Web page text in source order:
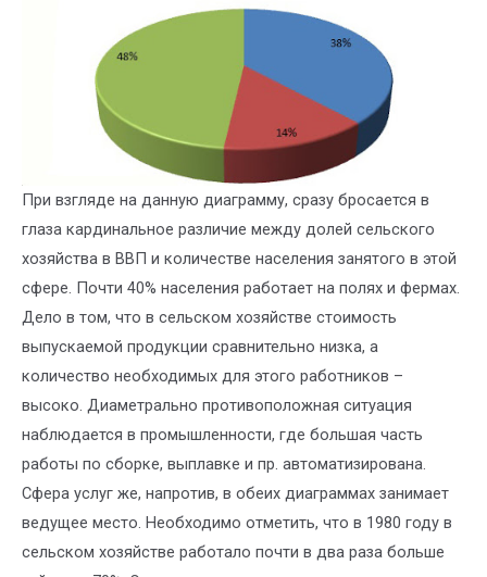
При взгляде на данную диаграмму, сразу бросается в
глаза кардинальное различие между долей сельского
хозяйства в ВВП и количестве населения занятого в этой
сфере. Почти 40% населения работает на полях и фермах.
Дело в том, что в сельском хозяйстве стоимость
выпускаемой продукции сравнительно низка, а
количество необходимых для этого работников –
высоко. Диаметрально противоположная ситуация
наблюдается в промышленности, где большая часть
работы по сборке, выплавке и пр. автоматизирована.
Сфера услуг же, напротив, в обеих диаграммах занимает
ведущее место. Необходимо отметить, что в 1980 году в
сельском хозяйстве работало почти в два раза больше